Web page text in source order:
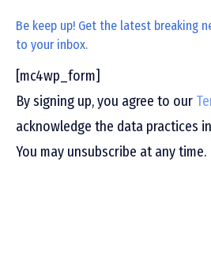
Be keep up! Get the latest breaking
to your inbox.
[mc4wp_form]
By signing up, you agree to our
acknowledge the data practices
You may unsubscribe at any time.